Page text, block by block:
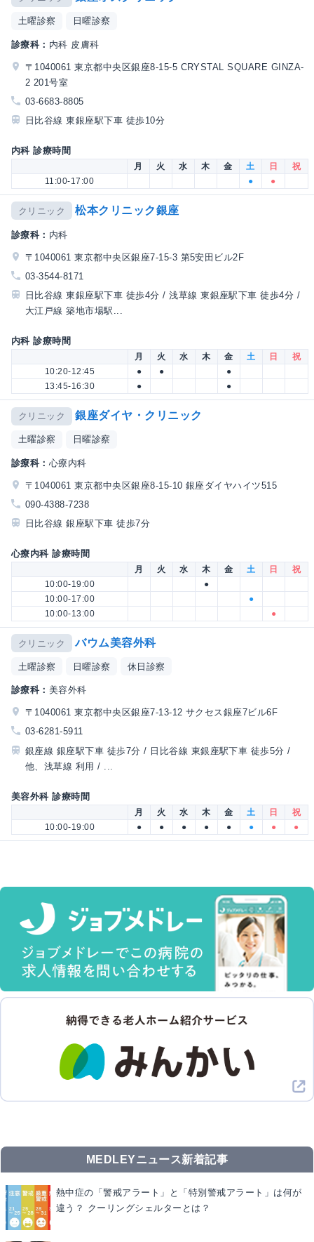
土曜診察 日曜診察
診療科： 内科 皮膚科
〒1040061 東京都中央区銀座8-15-5 CRYSTAL SQUARE GINZA-
2 201号室
03-6683-8805
日比谷線 東銀座駅下車 徒歩10分
内科 診療時間
月 火 水 木 金 土 日
祝
11:00-17:00
● ●
クリニック 松本クリニック銀座
診療科： 内科
〒1040061 東京都中央区銀座7-15-3 第5安田ビル2F
03-3544-8171
日比谷線 東銀座駅下車 徒歩4分 / 浅草線 東銀座駅下車 徒歩4分 /
大江戸線 築地市場駅...
内科 診療時間
月 火 水 木 金 土 日
祝
10:20-12:45
● ●
●
13:45-16:30
● ●
クリニック 銀座ダイヤ・クリニック
土曜診察 日曜診察
診療科： 心療内科
〒1040061 東京都中央区銀座8-15-10 銀座ダイヤハイツ515
090-4388-7238
日比谷線 銀座駅下車 徒歩7分
心療内科 診療時間
月 火 水 木 金 土 日
祝
10:00-19:00
●
10:00-17:00
●
10:00-13:00
●
クリニック バウム美容外科
土曜診察 日曜診察 休日診察
診療科： 美容外科
〒1040061 東京都中央区銀座7-13-12 サクセス銀座7ビル6F
03-6281-5911
銀座線 銀座駅下車 徒歩7分 / 日比谷線 東銀座駅下車 徒歩5分 /
他、浅草線 利用 / ...
美容外科 診療時間
月 火 水 木 金 土 日
祝
10:00-19:00
● ● ● ● ● ● ● ●
MEDLEYニュース新着記事
熱中症の「警戒アラート」と「特別警戒アラート」は何が
違う？ クーリングシェルターとは？